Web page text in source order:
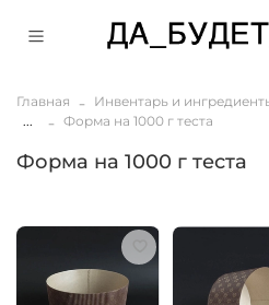
Главная
Инвентарь и
...
Форма на 1000 г теста
Форма на 1000 г теста